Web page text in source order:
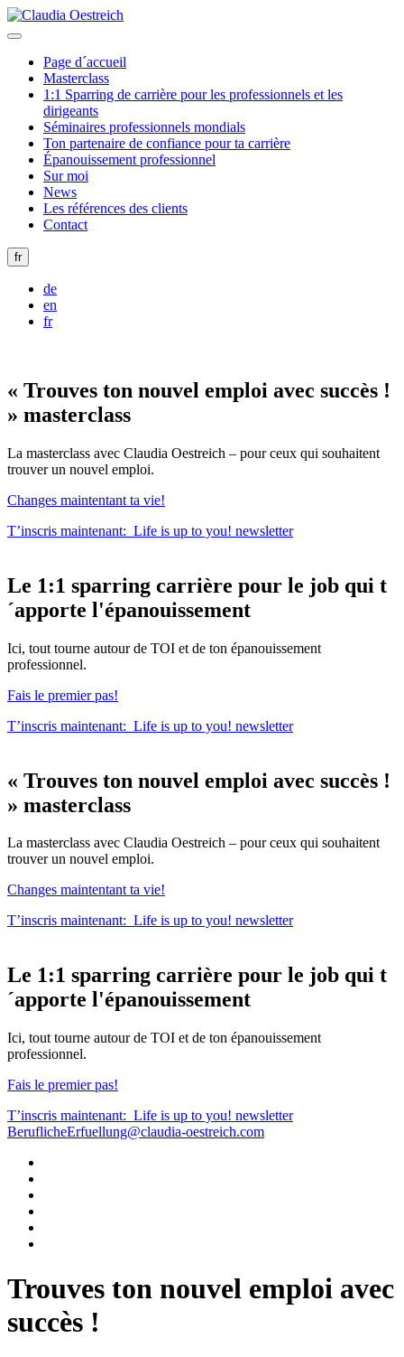
Page d´accueil
Masterclass
1:1 Sparring de carrière pour les professionnels et les
dirigeants
Séminaires professionnels mondials
Ton partenaire de confiance pour ta carrière
Épanouissement professionnel
Sur moi
News
Les références des clients
Contact
fr
de
en
fr
« Trouves ton nouvel emploi avec succès !
» masterclass
La masterclass avec Claudia Oestreich – pour ceux qui souhaitent
trouver un nouvel emploi.
Changes maintentant ta vie!
T’inscris maintenant: Life is up to you! newsletter
Le 1:1 sparring carrière pour le job qui t
´apporte l'épanouissement
Ici, tout tourne autour de TOI et de ton épanouissement
professionnel.
Fais le premier pas!
T’inscris maintenant: Life is up to you! newsletter
« Trouves ton nouvel emploi avec succès !
» masterclass
La masterclass avec Claudia Oestreich – pour ceux qui souhaitent
trouver un nouvel emploi.
Changes maintentant ta vie!
T’inscris maintenant: Life is up to you! newsletter
Le 1:1 sparring carrière pour le job qui t
´apporte l'épanouissement
Ici, tout tourne autour de TOI et de ton épanouissement
professionnel.
Fais le premier pas!
T’inscris maintenant: Life is up to you! newsletter
BeruflicheErfuellung@claudia-oestreich.com
Trouves ton nouvel emploi avec
succès !